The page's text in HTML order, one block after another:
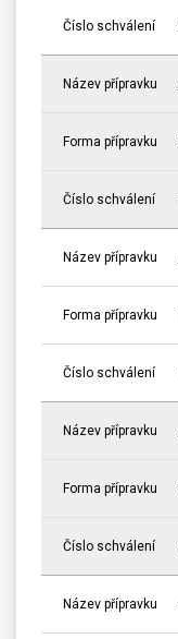
Číslo schválení
Název přípravku
Forma přípravku
Číslo schválení
Název přípravku
Forma přípravku
Číslo schválení
Název přípravku
Forma přípravku
Číslo schválení
Název přípravku